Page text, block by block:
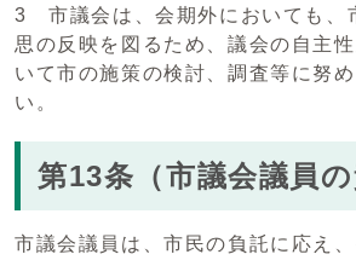
3 市議会は、会期外においても、
思の反映を図るため、議会の自主
いて市の施策の検討、調査等に努
い。
第13条（市議会議員の
市議会議員は、市民の負託に応え